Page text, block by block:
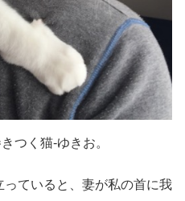
つく猫-ゆきお。
ていると、妻が私の首に我